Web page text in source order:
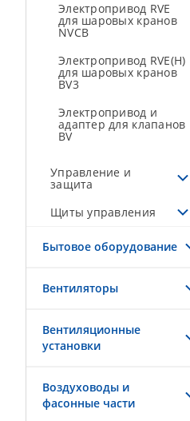
Электропривод RVE
для шаровых кранов
NVCB
Электропривод RVE(H)
для шаровых кранов
BV3
Электропривод и
адаптер для клапанов
BV
Управление и
защита
Щиты управления
Бытовое оборудование
Вентиляторы
Вентиляционные
установки
Воздуховоды и
фасонные части